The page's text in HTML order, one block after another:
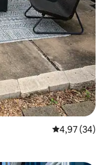
4,97 av 5 i
4,97 (34)